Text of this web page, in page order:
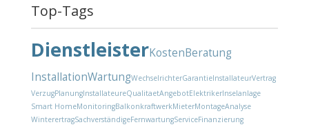
Top-Tags
DienstleisterKostenBeratung
InstallationWartungWechselrichterGarantieInstallateurVertrag
VerzugPlanungInstallateureQualitaetAngebotElektrikerInselanlage
Smart HomeMonitoringBalkonkraftwerkMieterMontageAnalyse
WinterertragSachverständigeFernwartungServiceFinanzierung